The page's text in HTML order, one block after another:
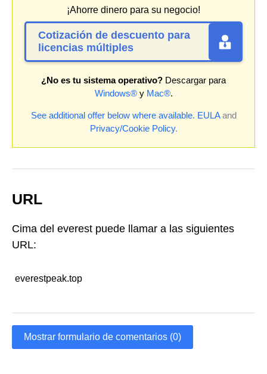
¡Ahorre dinero para su negocio!
Cotización de descuento para
licencias múltiples
¿No es tu sistema operativo? Descargar para
Windows®y Mac®.
See additional offer below where available. EULAand
Privacy/Cookie Policy.
URL
Cima del everest puede llamar a las siguientes
URL:
everestpeak.top
Mostrar formulario de comentarios (0)